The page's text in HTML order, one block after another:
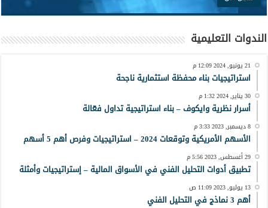
الندوات التعليمية
21 يونيو, 2024 12:09 م
استراتيجيات بناء محفظة استثمارية ناجحة
30 يناير, 2024 1:32 م
أسرار نظرية وايكوف – بناء استراتيجية تداول فعّالة
8 ديسمبر, 2023 3:33 م
الأسهم الأمريكية وتوقعات 2024 – استراتيجيات وفرص أهم 5 أسهم
29 أغسطس, 2023 5:56 م
تطبيق أدوات التحليل الفني في الأسواق المالية – إستراتيجيات وأمثلة
13 يوليو, 2023 11:09 ص
أهم 3 نماذج في التحليل الفني